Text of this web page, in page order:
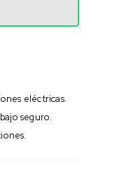
eléctricas.
seguro.